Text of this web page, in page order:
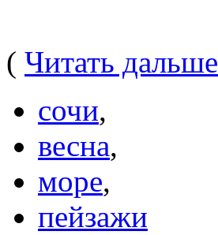
( Читать дальше
сочи,
весна,
море,
пейзажи